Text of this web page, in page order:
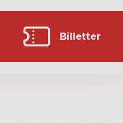
Billetter